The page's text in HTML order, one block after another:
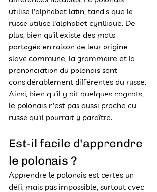
utilise l'alphabet latin, tandis que le
russe utilise l'alphabet cyrillique. De
plus, bien qu'il existe des mots
partagés en raison de leur origine
slave commune, la grammaire et la
prononciation du polonais sont
considérablement différentes du russe.
Ainsi, bien qu'il y ait quelques cognats,
le polonais n'est pas aussi proche du
russe qu'il pourrait y paraître.
Est-il facile d'apprendre
le polonais ?
Apprendre le polonais est certes un
défi, mais pas impossible, surtout avec